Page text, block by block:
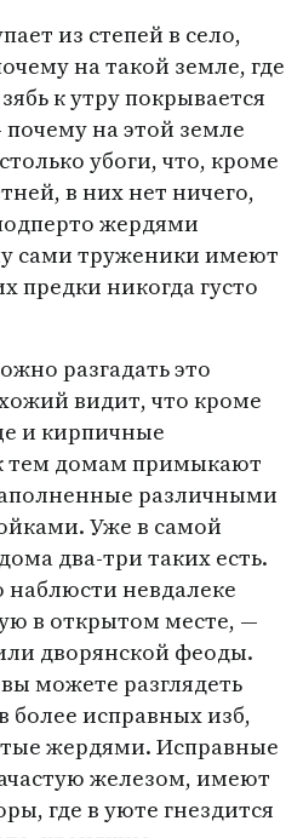
из степей в село,
на такой земле, где
к утру покрывается
на этой земле
убоги, что, кроме
в них нет ничего,
жердями
сами труженики имеют
предки никогда густо
разгадать это
видит, что кроме
и кирпичные
тем домам примыкают
различными
Уже в самой
два-три таких есть.
невдалеке
в открытом месте, —
дворянской феоды.
можете разглядеть
более исправных изб,
жердями. Исправные
железом, имеют
где в уюте гнездится